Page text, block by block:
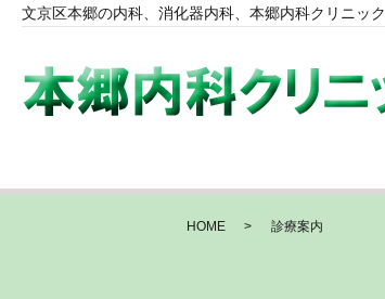
文京区本郷の内科、消化器内科、本郷内科クリニック
HOME 診療案内